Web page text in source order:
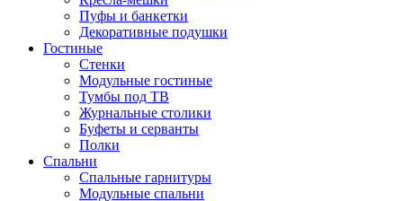
Пуфы и банкетки
Декоративные подушки
Гостиные
Стенки
Модульные гостиные
Тумбы под ТВ
Журнальные столики
Буфеты и серванты
Полки
Спальни
Спальные гарнитуры
Модульные спальни